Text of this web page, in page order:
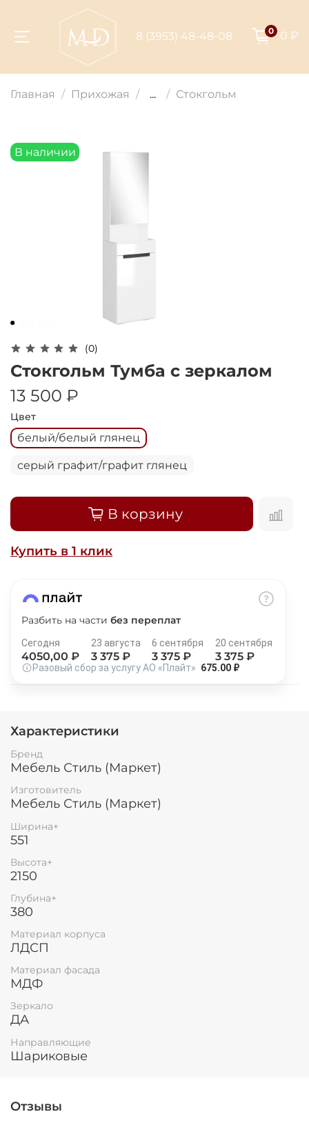
8 (3953) 48-48-08 0 0 ₽
Главная Прихожая ... Стокгольм
В наличии
(0)
Стокгольм Тумба с зеркалом
13 500 ₽
Цвет
белый/белый глянец
серый графит/графит глянец
В корзину
Купить в 1 клик
Разбить на части без переплат
Сегодня
4050,00 ₽
23 августа
3 375 ₽
6 сентября
3 375 ₽
20 сентября
3 375 ₽
Разовый сбор за услугу АО «Плайт» 675.00 ₽
Характеристики
Бренд
Мебель Стиль (Маркет)
Изготовитель
Мебель Стиль (Маркет)
Ширина+
551
Высота+
2150
Глубина+
380
Материал корпуса
ЛДСП
Материал фасада
МДФ
Зеркало
ДА
Направляющие
Шариковые
Отзывы
Для клиентов всех банков
Добавляйте товары
Оплачивайте сегодня только
Получайте товар
выбранный способом
Оставшиеся75% будут
списываться с вашей карты
по
% каждые 2 недели
об оплате Плайтом
раз в 2 недели
8 800 302-02-51
plait.ru